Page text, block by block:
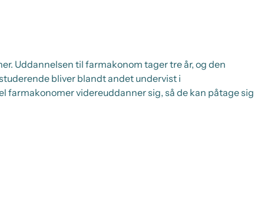
Uddannelsen til farmakonom tager tre år, og den
bliver blandt andet undervist i
videreuddanner sig, så de kan påtage sig